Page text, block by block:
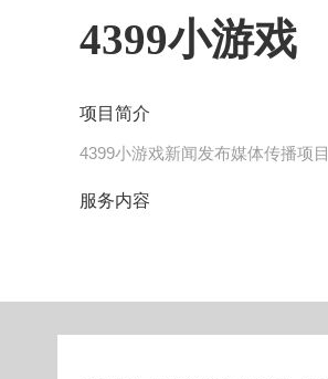
4399小游戏
项目简介
4399小游戏新闻发布媒体传播项目
服务内容